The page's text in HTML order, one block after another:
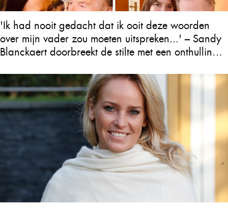
'Ik had nooit gedacht dat ik ooit deze woorden
over mijn vader zou moeten uitspreken...' – Sandy
Blanckaert doorbreekt de stilte met een onthulling
achterlaat